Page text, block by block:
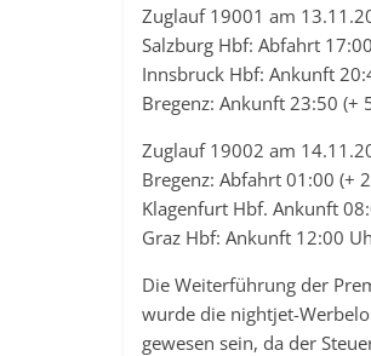
Zuglauf 19001 am
Salzburg Hbf: Abfahrt 17:00
Innsbruck Hbf: Ankunft
Bregenz: Ankunft 23:50 (+
Zuglauf 19002 am
Bregenz: Abfahrt 01:00 (+
Klagenfurt Hbf. Ankunft
Graz Hbf: Ankunft 12:00
Die Weiterführung der
wurde die nightjet-
gewesen sein, da der